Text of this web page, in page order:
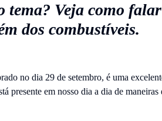
tema? Veja como
dos combustíveis.
no dia 29 de setembro, é uma
presente em nosso dia a dia de maneiras